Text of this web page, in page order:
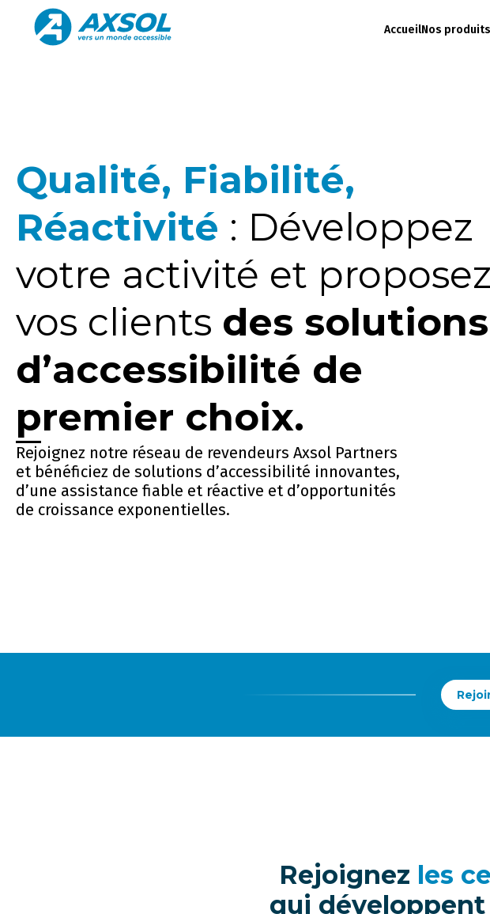
AccueilNos produits
Qualité, Fiabilité,
Réactivité : Développez
votre activité et
vos clients des solutions
d’accessibilité de
premier choix.
Rejoignez notre réseau de revendeurs Axsol Partners
et bénéficiez de solutions d’accessibilité innovantes,
d’une assistance fiable et réactive et d’opportunités
de croissance exponentielles.
Rejoignez les
qui